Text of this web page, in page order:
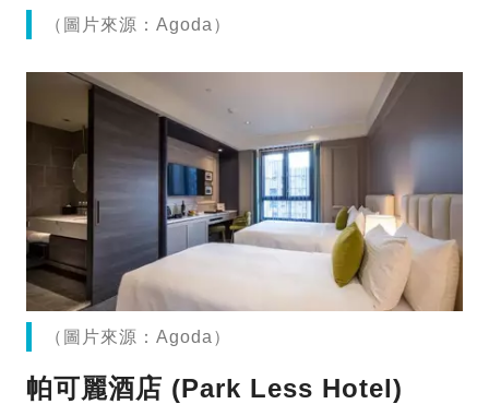
（圖片來源：Agoda）
（圖片來源：Agoda）
帕可麗酒店 (Park Less Hotel)